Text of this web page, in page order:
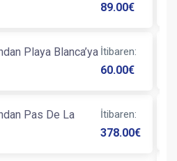
89.00€
Playa Blanca’ya İtibaren:
60.00€
Pas De La
İtibaren:
378.00€